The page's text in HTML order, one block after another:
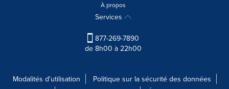
À propos
Services
877-269-7890
de 8h00 à 22h00
Modalités d'utilisation
Politique sur la sécurité des données